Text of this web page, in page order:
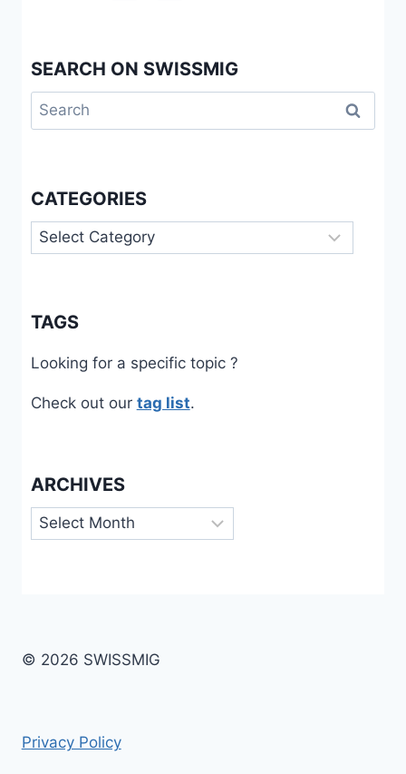
SEARCH ON SWISSMIG
Search
for:
CATEGORIES
Categories
TAGS
Looking for a specific topic ?
Check out our tag list.
ARCHIVES
Archives
© 2026 SWISSMIG
Privacy Policy